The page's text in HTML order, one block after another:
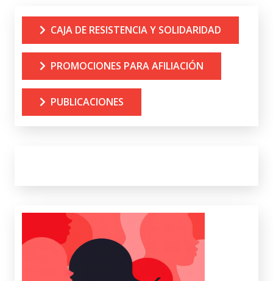
CAJA DE RESISTENCIA Y SOLIDARIDAD
PROMOCIONES PARA AFILIACIÓN
PUBLICACIONES